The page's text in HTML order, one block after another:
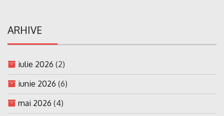
ARHIVE
iulie 2026 (2)
iunie 2026 (6)
mai 2026 (4)